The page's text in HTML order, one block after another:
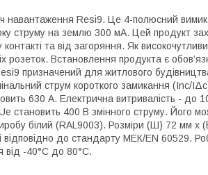
навантаження Resi9. Це 4-полюсний
струму на землю 300 мА. Цей продукт
та від загоряння. Як
розеток. Встановлення продукта є
призначений для житлового
струм короткого замикання (Inc/
630 А. Електрична витривалість - до
становить 400 В змінного струму. Його
білий (RAL9003). Розміри (Ш) 72 мм х
до стандарту МЕК/EN 60529.
від -40°C до 80°C.